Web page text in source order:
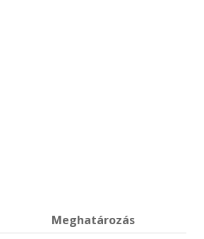
Meghatározás